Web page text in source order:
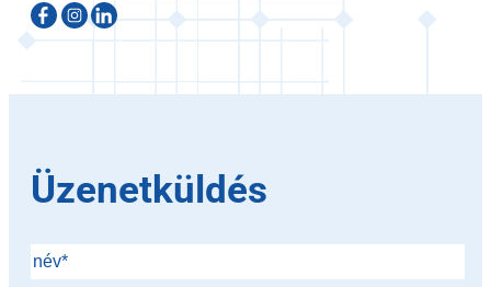
Üzenetküldés